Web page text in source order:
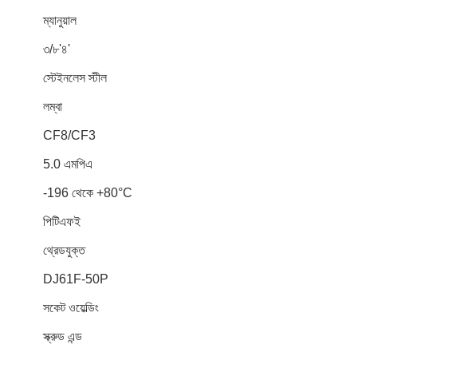
ম্যানুয়াল
৩/৮'৪'
স্টেইনলেস স্টীল
লম্বা
CF8/CF3
5.0 এমপিএ
-196 থেকে +80°C
পিটিএফই
থ্রেডযুক্ত
DJ61F-50P
সকেট ওয়েল্ডিং
স্ক্রুড এন্ড